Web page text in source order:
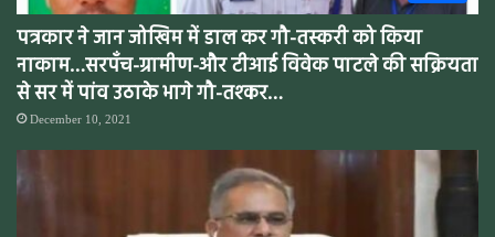
पत्रकार ने जान जोखिम में डाल कर गौ-तस्करी को किया
नाकाम…सरपँच-ग्रामीण-और टीआई विवेक पाटले की सक्रियता
से सर में पांव उठाके भागे गौ-तश्कर…
December 10, 2021